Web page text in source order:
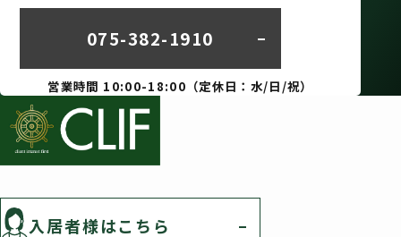
075-382-1910
営業時間 10:00-18:00（定休日：水/日/祝）
入居者様はこちら